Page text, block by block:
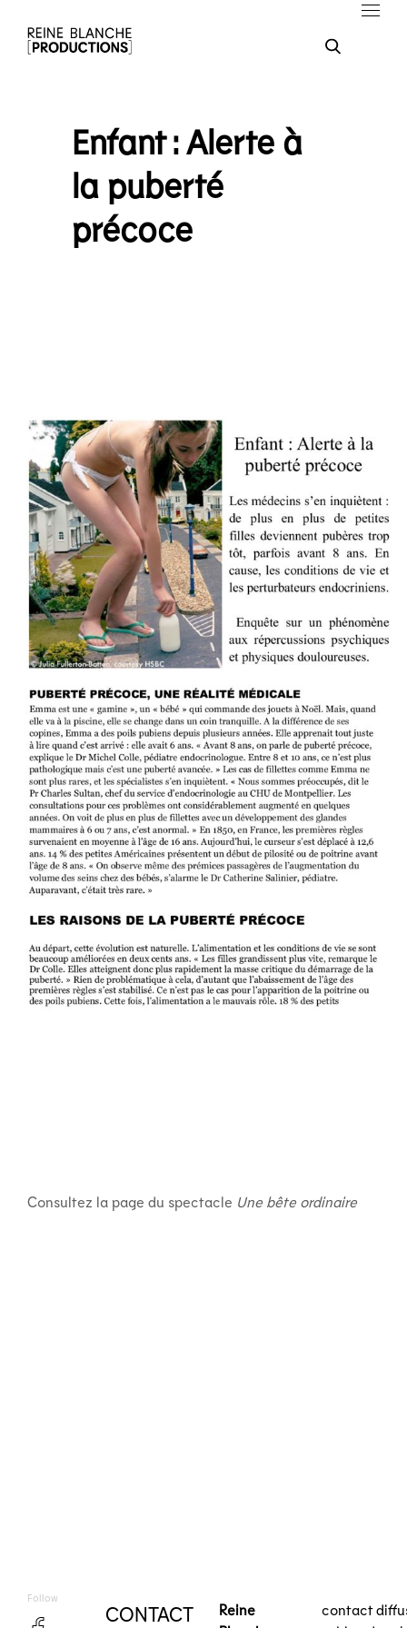
Enfant : Alerte à
la puberté
précoce
Consultez la page du spectacle Une bête ordinaire
Follow
CONTACT
Reine
contact